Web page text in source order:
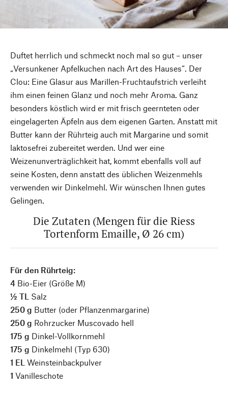
Duftet herrlich und schmeckt noch mal so gut – unser
„Versunkener Apfelkuchen nach Art des Hauses“. Der
Clou: Eine Glasur aus Marillen-Fruchtaufstrich verleiht
ihm einen feinen Glanz und noch mehr Aroma. Ganz
besonders köstlich wird er mit frisch geernteten oder
eingelagerten Äpfeln aus dem eigenen Garten. Anstatt mit
Butter kann der Rührteig auch mit Margarine und somit
laktosefrei zubereitet werden. Und wer eine
Weizenunverträglichkeit hat, kommt ebenfalls voll auf
seine Kosten, denn anstatt des üblichen Weizenmehls
verwenden wir Dinkelmehl. Wir wünschen Ihnen gutes
Gelingen.
Die Zutaten (Mengen für die Riess
Tortenform Emaille, Ø 26 cm)
Für den Rührteig:
4 Bio-Eier (Größe M)
½ TL Salz
250 g Butter (oder Pflanzenmargarine)
250 g Rohrzucker Muscovado hell
175 g Dinkel-Vollkornmehl
175 g Dinkelmehl (Typ 630)
1 EL Weinsteinbackpulver
1 Vanilleschote